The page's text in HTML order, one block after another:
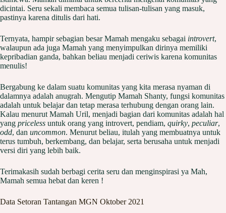
dicintai. Seru sekali membaca semua tulisan-tulisan yang masuk,
pastinya karena ditulis dari hati.
Ternyata, hampir sebagian besar Mamah mengaku sebagai introvert,
walaupun ada juga Mamah yang menyimpulkan dirinya memiliki
kepribadian ganda, bahkan beliau menjadi ceriwis karena komunitas
menulis!
Bergabung ke dalam suatu komunitas yang kita merasa nyaman di
dalamnya adalah anugrah. Mengutip Mamah Shanty, fungsi komunitas
adalah untuk belajar dan tetap merasa terhubung dengan orang lain.
Kalau menurut Mamah Uril, menjadi bagian dari komunitas adalah hal
yang priceless untuk orang yang introvert, pendiam, quirky, peculiar,
odd, dan uncommon. Menurut beliau, itulah yang membuatnya untuk
terus tumbuh, berkembang, dan belajar, serta berusaha untuk menjadi
versi diri yang lebih baik.
Terimakasih sudah berbagi cerita seru dan menginspirasi ya Mah,
Mamah semua hebat dan keren !
Data Setoran Tantangan MGN Oktober 2021